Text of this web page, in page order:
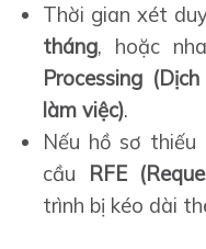
Thời gian xét
tháng, hoặc
Processing
làm việc).
Nếu hồ sơ thiếu
cầu
RFE
trình bị kéo dài